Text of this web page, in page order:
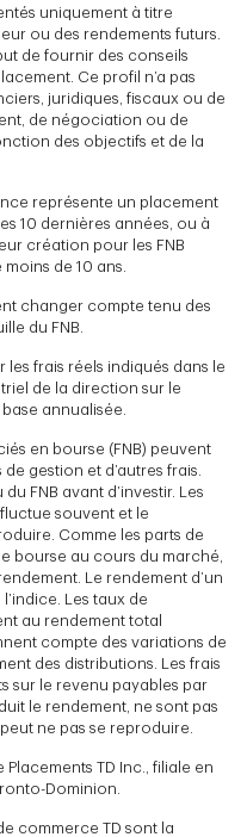
uniquement à titre
ou des rendements futurs.
de fournir des conseils
Ce profil n’a pas
juridiques, fiscaux ou de
de négociation ou de
des objectifs et de la
représente un placement
10 dernières années, ou à
création pour les FNB
de 10 ans.
changer compte tenu des
du FNB.
les frais réels indiqués dans le
de la direction sur le
annualisée.
en bourse (FNB) peuvent
gestion et d’autres frais.
FNB avant d’investir. Les
souvent et le
Comme les parts de
bourse au cours du marché,
Le rendement d’un
Les taux de
au rendement total
compte des variations de
des distributions. Les frais
sur le revenu payables par
le rendement, ne sont pas
ne pas se reproduire.
Placements TD Inc., filiale en
Dominion.
commerce TD sont la